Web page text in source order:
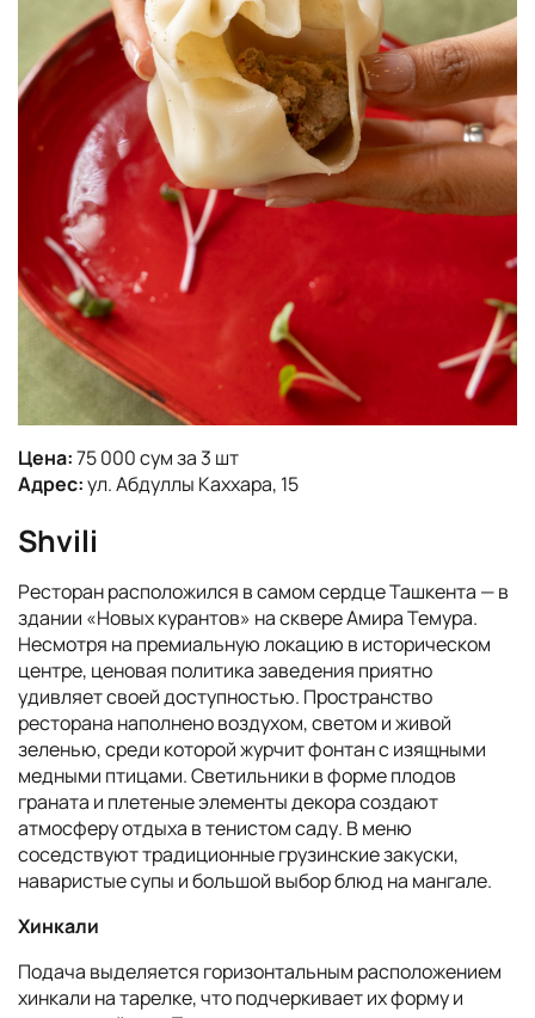
Цена:75 000 сум за 3 шт
Адрес:ул. Абдуллы Каххара, 15
Shvili
Ресторан расположился в самом сердце Ташкента — в
здании «Новых курантов» на сквере Амира Темура.
Несмотря на премиальную локацию в историческом
центре, ценовая политика заведения приятно
удивляет своей доступностью. Пространство
ресторана наполнено воздухом, светом и живой
зеленью, среди которой журчит фонтан с изящными
медными птицами. Светильники в форме плодов
граната и плетеные элементы декора создают
атмосферу отдыха в тенистом саду. В меню
соседствуют традиционные грузинские закуски,
наваристые супы и большой выбор блюд на мангале.
Хинкали
Подача выделяется горизонтальным расположением
хинкали на тарелке, что подчеркивает их форму и